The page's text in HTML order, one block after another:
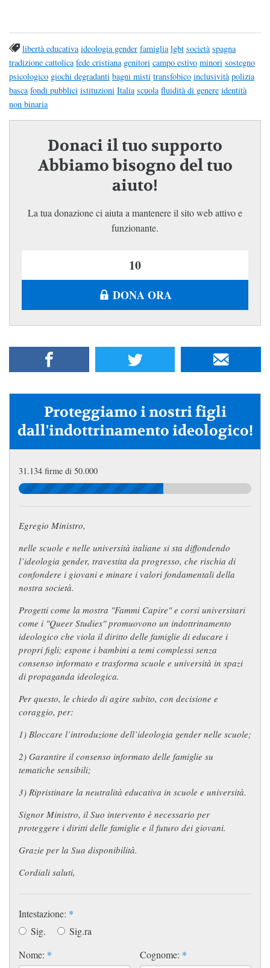
libertà educativa ideologia gender famiglia lgbt società spagna
tradizione cattolica fede cristiana genitori campo estivo minori sostegno
psicologico giochi degradanti bagni misti transfobico inclusività polizia
basca fondi pubblici istituzioni Italia scuola fluidità di genere identità
non binaria
Donaci il tuo supporto
Abbiamo bisogno del tuo
aiuto!
La tua donazione ci aiuta a mantenere il sito web attivo e
funzionante.
DONA ORA
Proteggiamo i nostri figli
dall'indottrinamento ideologico!
31.134 firme di 50.000
Egregio Ministro,
nelle scuole e nelle università italiane si sta diffondendo
l’ideologia gender, travestita da progresso, che rischia di
confondere i giovani e minare i valori fondamentali della
nostra società.
Progetti come la mostra "Fammi Capire"e corsi universitari
come i "Queer Studies" promuovono un indottrinamento
ideologico che viola il diritto delle famiglie di educare i
propri figli; espone i bambini a temi complessi senza
consenso informato e trasforma scuole e università in spazi
di propaganda ideologica.
Per questo, le chiedo di agire subito, con decisione e
coraggio, per:
1) Bloccare l’introduzione dell’ideologia gender nelle scuole;
2) Garantire il consenso informato delle famiglie su
tematiche sensibili;
3) Ripristinare la neutralità educativa in scuole e università.
Signor Ministro, il Suo intervento è necessario per
proteggere i diritti delle famiglie e il futuro dei giovani.
Grazie per la Sua disponibilità.
Cordiali saluti,
Intestazione: *
Sig.
Sig.ra
Nome: * Cognome: *